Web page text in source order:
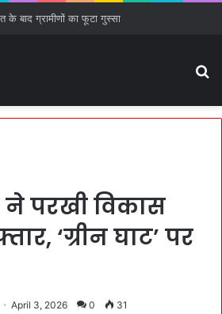
के बाद ग्रामीणों का फूटा गुस्सा
परखी विकास
‘ग्रीन घाट’ पर
April 3, 2026 0 31